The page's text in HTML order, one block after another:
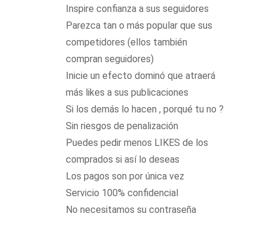
Inspire confianza a sus seguidores
Parezca tan o más popular que sus
competidores (ellos también
compran seguidores)
Inicie un efecto dominó que atraerá
más likes a sus publicaciones
Si los demás lo hacen , porqué tu no ?
Sin riesgos de penalización
Puedes pedir menos LIKES de los
comprados si así lo deseas
Los pagos son por única vez
Servicio 100% confidencial
No necesitamos su contraseña